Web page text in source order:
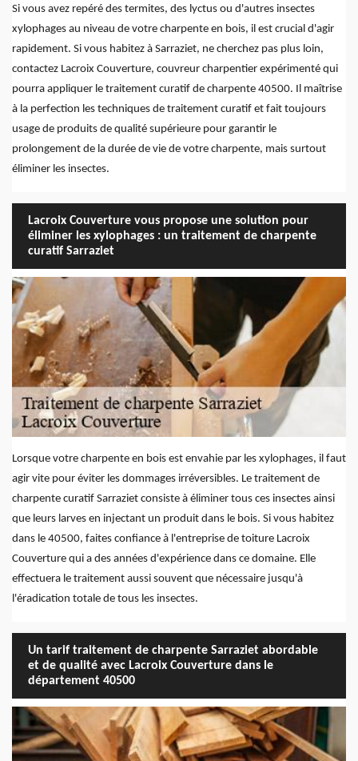
Si vous avez repéré des termites, des lyctus ou d'autres insectes
xylophages au niveau de votre charpente en bois, il est crucial d'agir
rapidement. Si vous habitez à Sarraziet, ne cherchez pas plus loin,
contactez Lacroix Couverture, couvreur charpentier expérimenté qui
pourra appliquer le traitement curatif de charpente 40500. Il maîtrise
à la perfection les techniques de traitement curatif et fait toujours
usage de produits de qualité supérieure pour garantir le
prolongement de la durée de vie de votre charpente, mais surtout
éliminer les insectes.
Lacroix Couverture vous propose une solution pour
éliminer les xylophages : un traitement de charpente
curatif Sarraziet
Lorsque votre charpente en bois est envahie par les xylophages, il faut
agir vite pour éviter les dommages irréversibles. Le traitement de
charpente curatif Sarraziet consiste à éliminer tous ces insectes ainsi
que leurs larves en injectant un produit dans le bois. Si vous habitez
dans le 40500, faites confiance à l'entreprise de toiture Lacroix
Couverture qui a des années d'expérience dans ce domaine. Elle
effectuera le traitement aussi souvent que nécessaire jusqu'à
l'éradication totale de tous les insectes.
Un tarif traitement de charpente Sarraziet abordable
et de qualité avec Lacroix Couverture dans le
département 40500